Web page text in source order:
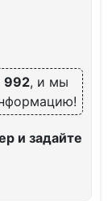
992, и мы
и задайте